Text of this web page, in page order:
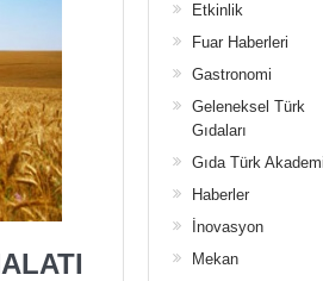
Etkinlik
Fuar Haberleri
Gastronomi
Geleneksel Türk
Gıdaları
Gıda Türk Akademi
Haberler
İnovasyon
Mekan